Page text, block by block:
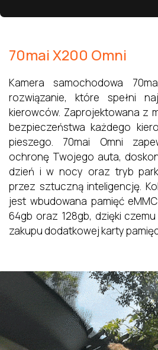
70mai X200 Omni
Kamera samochodowa
rozwiązanie, które spełni
kierowców. Zaprojektowana z
bezpieczeństwa każdego
pieszego. 70mai Omni
ochronę Twojego auta,
dzień i w nocy oraz tryb
przez sztuczną inteligencję.
jest wbudowana pamięć
64gb oraz 128gb, dzięki
zakupu dodatkowej karty